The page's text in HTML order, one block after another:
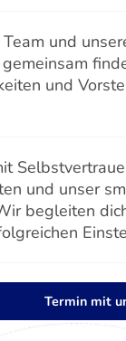
Team und
und
und unser
begleiten
Termin mit